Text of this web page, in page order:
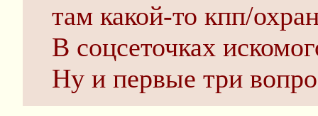
там какой-то кпп/
В соцсеточках
Ну и первые три